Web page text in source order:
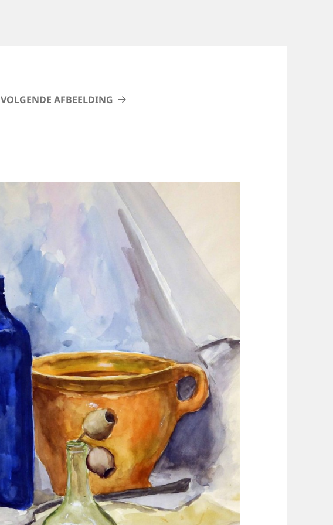
VOLGENDE AFBEELDING